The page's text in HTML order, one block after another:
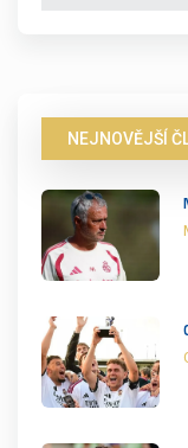
NEJNOVĚJŠÍ